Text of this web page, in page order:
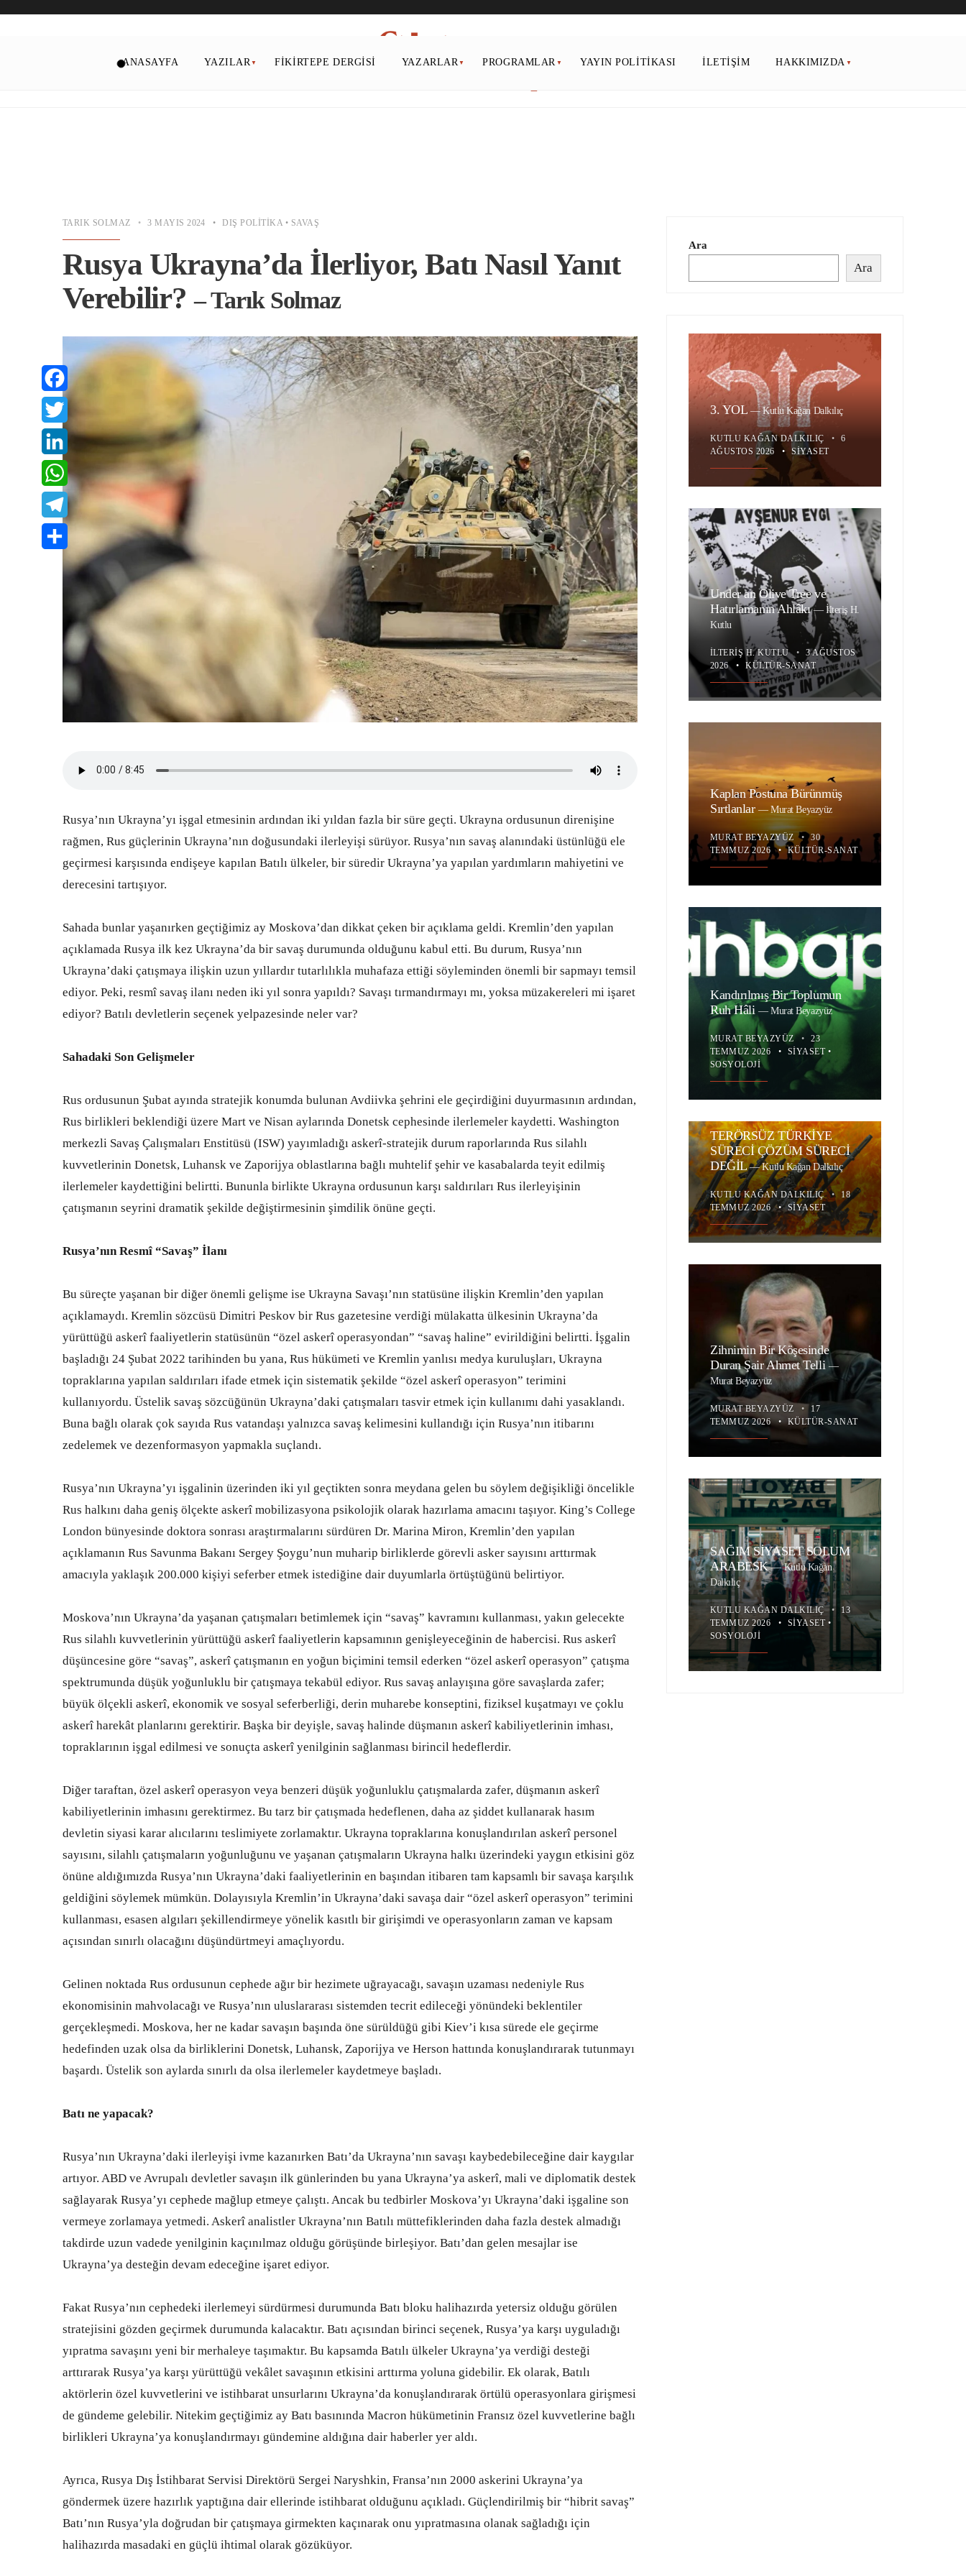
ANASAYFA YAZILAR FIKIRTEPE DERGISI YAZARLAR PROGRAMLAR YAYIN POLITIKASI İLETIŞIM HAKKIMIZDA
TARIK SOLMAZ • 3 MAYIS 2024 • DIŞ POLITIKA • SAVAŞ
Rusya Ukrayna’da İlerliyor, Batı Nasıl Yanıt
Verebilir?– Tarık Solmaz
Rusya’nın Ukrayna’yı işgal etmesinin ardından iki yıldan fazla bir süre geçti. Ukrayna ordusunun direnişine
rağmen, Rus güçlerinin Ukrayna’nın doğusundaki ilerleyişi sürüyor. Rusya’nın savaş alanındaki üstünlüğü ele
geçirmesi karşısında endişeye kapılan Batılı ülkeler, bir süredir Ukrayna’ya yapılan yardımların mahiyetini ve
derecesini tartışıyor.
Sahada bunlar yaşanırken geçtiğimiz ay Moskova’dan dikkat çeken bir açıklama geldi. Kremlin’den yapılan
açıklamada Rusya ilk kez Ukrayna’da bir savaş durumunda olduğunu kabul etti. Bu durum, Rusya’nın
Ukrayna’daki çatışmaya ilişkin uzun yıllardır tutarlılıkla muhafaza ettiği söyleminden önemli bir sapmayı temsil
ediyor. Peki, resmî savaş ilanı neden iki yıl sonra yapıldı? Savaşı tırmandırmayı mı, yoksa müzakereleri mi işaret
ediyor? Batılı devletlerin seçenek yelpazesinde neler var?
Sahadaki Son Gelişmeler
Rus ordusunun Şubat ayında stratejik konumda bulunan Avdiivka şehrini ele geçirdiğini duyurmasının ardından,
Rus birlikleri beklendiği üzere Mart ve Nisan aylarında Donetsk cephesinde ilerlemeler kaydetti. Washington
merkezli Savaş Çalışmaları Enstitüsü (ISW) yayımladığı askerî-stratejik durum raporlarında Rus silahlı
kuvvetlerinin Donetsk, Luhansk ve Zaporijya oblastlarına bağlı muhtelif şehir ve kasabalarda teyit edilmiş
ilerlemeler kaydettiğini belirtti. Bununla birlikte Ukrayna ordusunun karşı saldırıları Rus ilerleyişinin
çatışmanın seyrini dramatik şekilde değiştirmesinin şimdilik önüne geçti.
Rusya’nın Resmî “Savaş” İlanı
Bu süreçte yaşanan bir diğer önemli gelişme ise Ukrayna Savaşı’nın statüsüne ilişkin Kremlin’den yapılan
açıklamaydı. Kremlin sözcüsü Dimitri Peskov bir Rus gazetesine verdiği mülakatta ülkesinin Ukrayna’da
yürüttüğü askerî faaliyetlerin statüsünün “özel askerî operasyondan” “savaş haline” evirildiğini belirtti. İşgalin
başladığı 24 Şubat 2022 tarihinden bu yana, Rus hükümeti ve Kremlin yanlısı medya kuruluşları, Ukrayna
topraklarına yapılan saldırıları ifade etmek için sistematik şekilde “özel askerî operasyon” terimini
kullanıyordu. Üstelik savaş sözcüğünün Ukrayna’daki çatışmaları tasvir etmek için kullanımı dahi yasaklandı.
Buna bağlı olarak çok sayıda Rus vatandaşı yalnızca savaş kelimesini kullandığı için Rusya’nın itibarını
zedelemek ve dezenformasyon yapmakla suçlandı.
Rusya’nın Ukrayna’yı işgalinin üzerinden iki yıl geçtikten sonra meydana gelen bu söylem değişikliği öncelikle
Rus halkını daha geniş ölçekte askerî mobilizasyona psikolojik olarak hazırlama amacını taşıyor. King’s College
London bünyesinde doktora sonrası araştırmalarını sürdüren Dr. Marina Miron, Kremlin’den yapılan
açıklamanın Rus Savunma Bakanı Sergey Şoygu’nun muharip birliklerde görevli asker sayısını arttırmak
amacıyla yaklaşık 200.000 kişiyi seferber etmek istediğine dair duyumlarla örtüştüğünü belirtiyor.
Moskova’nın Ukrayna’da yaşanan çatışmaları betimlemek için “savaş” kavramını kullanması, yakın gelecekte
Rus silahlı kuvvetlerinin yürüttüğü askerî faaliyetlerin kapsamının genişleyeceğinin de habercisi. Rus askerî
düşüncesine göre “savaş”, askerî çatışmanın en yoğun biçimini temsil ederken “özel askerî operasyon” çatışma
spektrumunda düşük yoğunluklu bir çatışmaya tekabül ediyor. Rus savaş anlayışına göre savaşlarda zafer;
büyük ölçekli askerî, ekonomik ve sosyal seferberliği, derin muharebe konseptini, fiziksel kuşatmayı ve çoklu
askerî harekât planlarını gerektirir. Başka bir deyişle, savaş halinde düşmanın askerî kabiliyetlerinin imhası,
topraklarının işgal edilmesi ve sonuçta askerî yenilginin sağlanması birincil hedeflerdir.
Diğer taraftan, özel askerî operasyon veya benzeri düşük yoğunluklu çatışmalarda zafer, düşmanın askerî
kabiliyetlerinin imhasını gerektirmez. Bu tarz bir çatışmada hedeflenen, daha az şiddet kullanarak hasım
devletin siyasi karar alıcılarını teslimiyete zorlamaktır. Ukrayna topraklarına konuşlandırılan askerî personel
sayısını, silahlı çatışmaların yoğunluğunu ve yaşanan çatışmaların Ukrayna halkı üzerindeki yaygın etkisini göz
önüne aldığımızda Rusya’nın Ukrayna’daki faaliyetlerinin en başından itibaren tam kapsamlı bir savaşa karşılık
geldiğini söylemek mümkün. Dolayısıyla Kremlin’in Ukrayna’daki savaşa dair “özel askerî operasyon” terimini
kullanması, esasen algıları şekillendirmeye yönelik kasıtlı bir girişimdi ve operasyonların zaman ve kapsam
açısından sınırlı olacağını düşündürtmeyi amaçlıyordu.
Gelinen noktada Rus ordusunun cephede ağır bir hezimete uğrayacağı, savaşın uzaması nedeniyle Rus
ekonomisinin mahvolacağı ve Rusya’nın uluslararası sistemden tecrit edileceği yönündeki beklentiler
gerçekleşmedi. Moskova, her ne kadar savaşın başında öne sürüldüğü gibi Kiev’i kısa sürede ele geçirme
hedefinden uzak olsa da birliklerini Donetsk, Luhansk, Zaporijya ve Herson hattında konuşlandırarak tutunmayı
başardı. Üstelik son aylarda sınırlı da olsa ilerlemeler kaydetmeye başladı.
Batı ne yapacak?
Rusya’nın Ukrayna’daki ilerleyişi ivme kazanırken Batı’da Ukrayna’nın savaşı kaybedebileceğine dair kaygılar
artıyor. ABD ve Avrupalı devletler savaşın ilk günlerinden bu yana Ukrayna’ya askerî, mali ve diplomatik destek
sağlayarak Rusya’yı cephede mağlup etmeye çalıştı. Ancak bu tedbirler Moskova’yı Ukrayna’daki işgaline son
vermeye zorlamaya yetmedi. Askerî analistler Ukrayna’nın Batılı müttefiklerinden daha fazla destek almadığı
takdirde uzun vadede yenilginin kaçınılmaz olduğu görüşünde birleşiyor. Batı’dan gelen mesajlar ise
Ukrayna’ya desteğin devam edeceğine işaret ediyor.
Fakat Rusya’nın cephedeki ilerlemeyi sürdürmesi durumunda Batı bloku halihazırda yetersiz olduğu görülen
stratejisini gözden geçirmek durumunda kalacaktır. Batı açısından birinci seçenek, Rusya’ya karşı uyguladığı
yıpratma savaşını yeni bir merhaleye taşımaktır. Bu kapsamda Batılı ülkeler Ukrayna’ya verdiği desteği
arttırarak Rusya’ya karşı yürüttüğü vekâlet savaşının etkisini arttırma yoluna gidebilir. Ek olarak, Batılı
aktörlerin özel kuvvetlerini ve istihbarat unsurlarını Ukrayna’da konuşlandırarak örtülü operasyonlara girişmesi
de gündeme gelebilir. Nitekim geçtiğimiz ay Batı basınında Macron hükümetinin Fransız özel kuvvetlerine bağlı
birlikleri Ukrayna’ya konuşlandırmayı gündemine aldığına dair haberler yer aldı.
Ayrıca, Rusya Dış İstihbarat Servisi Direktörü Sergei Naryshkin, Fransa’nın 2000 askerini Ukrayna’ya
göndermek üzere hazırlık yaptığına dair ellerinde istihbarat olduğunu açıkladı. Güçlendirilmiş bir “hibrit savaş”
Batı’nın Rusya’yla doğrudan bir çatışmaya girmekten kaçınarak onu yıpratmasına olanak sağladığı için
halihazırda masadaki en güçlü ihtimal olarak gözüküyor.
Ara
Ara
3. YOL—Kutlu Kağan Dalkılıç
KUTLU KAĞAN DALKILIÇ •
6
AĞUSTOS 2026
• SIYASET
Under an Olive Tree ve
Hatırlamanın Ahlâkı—İlteriş H.
Kutlu
İLTERIŞ H. KUTLU •
3 AĞUSTOS
2026
• KÜLTÜR-SANAT
Kaplan Postuna Bürünmüş
Sırtlanlar—Murat Beyazyüz
MURAT BEYAZYÜZ •
30
TEMMUZ 2026 • KÜLTÜR-SANAT
Kandırılmış Bir Toplumun
Ruh Hâli —Murat Beyazyüz
MURAT BEYAZYÜZ •
23
TEMMUZ 2026
• SIYASET•
SOSYOLOJI
TERÖRSÜZ TÜRKİYE
SÜRECİ ÇÖZÜM SÜRECİ
DEĞİL—Kutlu Kağan Dalkılıç
KUTLU KAĞAN DALKILIÇ • 18
TEMMUZ 2026 • SIYASET
Zihnimin Bir Köşesinde
Duran Şair Ahmet Telli —
Murat Beyazyüz
MURAT BEYAZYÜZ •
17
TEMMUZ 2026 • KÜLTÜR-SANAT
SAĞIM SİYASET SOLUM
ARABESK—Kutlu Kağan
Dalkılıç
KUTLU KAĞAN DALKILIÇ •
13
TEMMUZ 2026
• SIYASET•
SOSYOLOJI
Facebook
Twitter
LinkedIn
WhatsApp
Telegram
Share